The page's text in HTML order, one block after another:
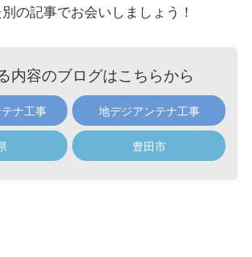
の記事でお会いしましょう！
内容のブログはこちらから
ナ工事 地デジアンテナ工事
豊田市